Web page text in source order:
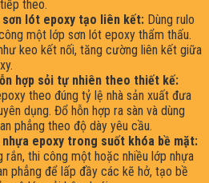
theo.
sơn lót epoxy tạo liên kết: Dùng rulo
một lớp sơn lót epoxy thẩm thấu.
keo kết nối, tăng cường liên kết giữa
hợp sỏi tự nhiên theo thiết kế:
theo đúng tỷ lệ nhà sản xuất đưa
dụng. Đổ hỗn hợp ra sàn và dùng
phẳng theo độ dày yêu cầu.
epoxy trong suốt khóa bề mặt:
rắn, thi công một hoặc nhiều lớp nhựa
phẳng để lấp đầy các kẽ hở, tạo bề